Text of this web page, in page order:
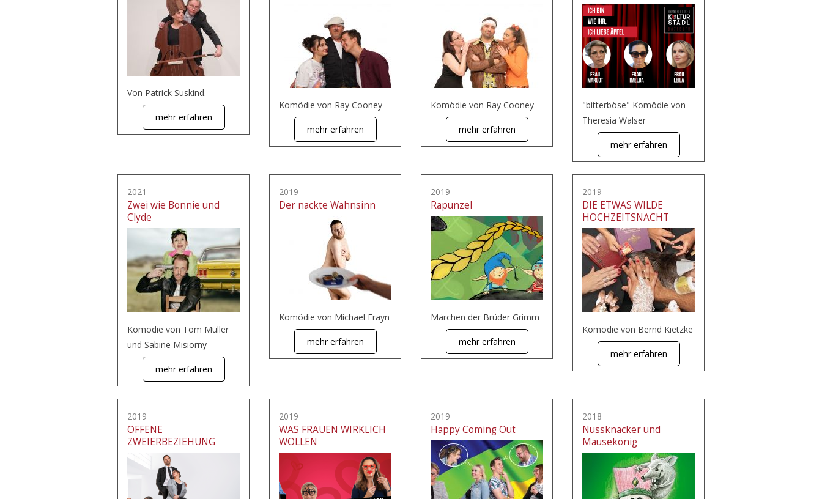
Von Patrick Suskind.
mehr erfahren
Komödie von Ray Cooney
mehr erfahren
Komödie von Ray Cooney
mehr erfahren
"bitterböse" Komödie von
Theresia Walser
mehr erfahren
2021
Zwei wie Bonnie und
Clyde
Komödie von Tom Müller
und Sabine Misiorny
mehr erfahren
2019
Der nackte Wahnsinn
Komödie von Michael Frayn
mehr erfahren
2019
Rapunzel
Märchen der Brüder Grimm
mehr erfahren
2019
DIE ETWAS WILDE
HOCHZEITSNACHT
Komödie von Bernd Kietzke
mehr erfahren
2019
OFFENE
ZWEIERBEZIEHUNG
2019
WAS FRAUEN WIRKLICH
WOLLEN
2019
Happy Coming Out
2018
Nussknacker und
Mausekönig